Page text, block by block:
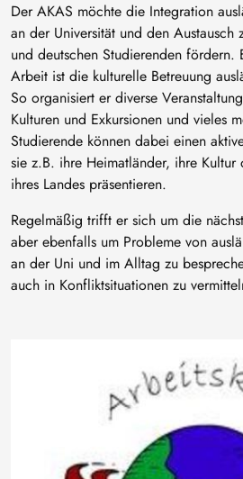
Der AKAS möchte die Integration
an der Universität und den Austausch
und deutschen Studierenden fördern.
Arbeit ist die kulturelle Betreuung
So organisiert er diverse
Kulturen und Exkursionen und vieles
Studierende können dabei einen
sie z.B. ihre Heimatländer, ihre
ihres Landes präsentieren.
Regelmäßig trifft er sich um die
aber ebenfalls um Probleme von
an der Uni und im Alltag zu
auch in Konfliktsituationen zu